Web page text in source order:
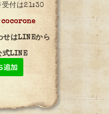
受付は21:30
cocorone
せはLINEから
LINE